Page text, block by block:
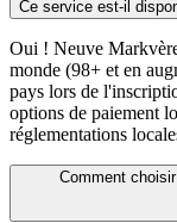
Ce service est-il
Oui ! Neuve
monde (98+ et en
pays lors de
options de paiement
réglementations
Comment